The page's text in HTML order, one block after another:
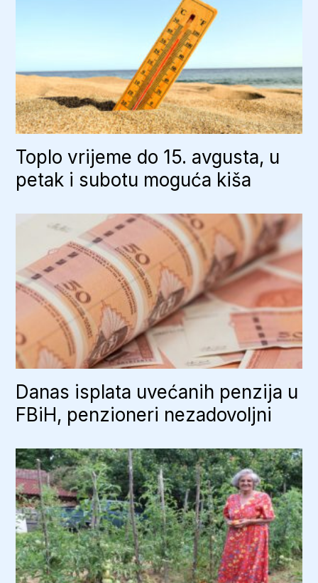
Toplo vrijeme do 15. avgusta, u
petak i subotu moguća kiša
Danas isplata uvećanih penzija u
FBiH, penzioneri nezadovoljni